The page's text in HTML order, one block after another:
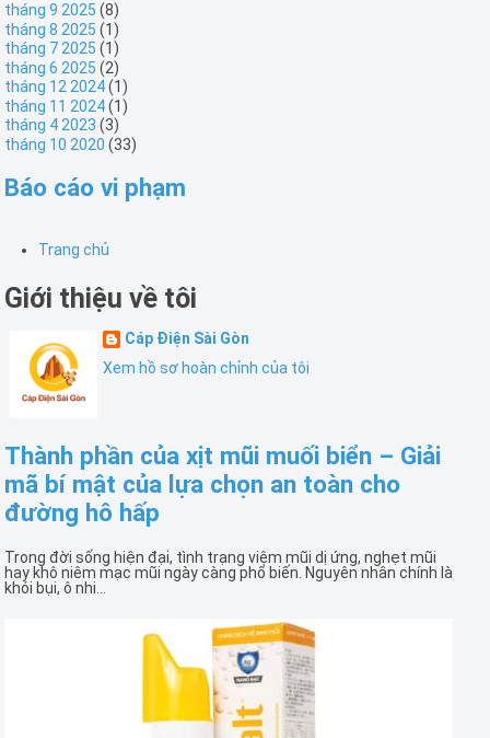
tháng 9 2025 (8)
tháng 8 2025 (1)
tháng 7 2025 (1)
tháng 6 2025 (2)
tháng 12 2024(1)
tháng 11 2024(1)
tháng 4 2023 (3)
tháng 10 2020 (33)
Báo cáo vi phạm
Trang chủ
Giới thiệu về tôi
Cáp Điện Sài Gòn
Xem hồ sơ hoàn chỉnh của tôi
Thành phần của xịt mũi muối biển – Giải
mã bí mật của lựa chọn an toàn cho
đường hô hấp
Trong đời sống hiện đại, tình trạng viêm mũi dị ứng, nghẹt mũi
hay khô niêm mạc mũi ngày càng phổ biến. Nguyên nhân chính là
khói bụi, ô nhi...